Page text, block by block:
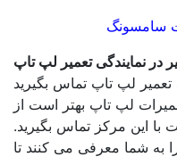
تعمیر لپ تاپ
لپ تاپ تماس بگیرید
لپ تاپ بهتر است از
تماس بگیرید.
معرفی می کنند تا